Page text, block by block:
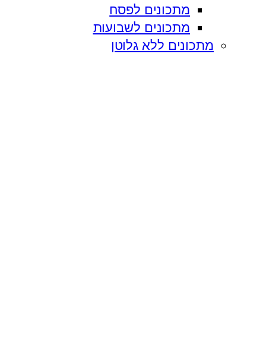
מתכונים לפסח
מתכונים לשבועות
מתכונים ללא גלוטן